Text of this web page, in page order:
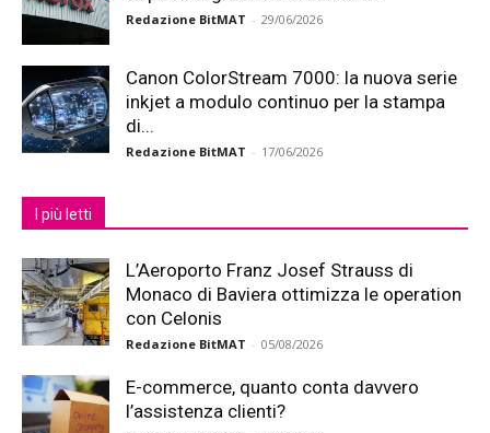
Redazione BitMAT - 29/06/2026
Canon ColorStream 7000: la nuova serie
inkjet a modulo continuo per la stampa
di...
Redazione BitMAT - 17/06/2026
I più letti
L’Aeroporto Franz Josef Strauss di
Monaco di Baviera ottimizza le operation
con Celonis
Redazione BitMAT - 05/08/2026
E-commerce, quanto conta davvero
l’assistenza clienti?